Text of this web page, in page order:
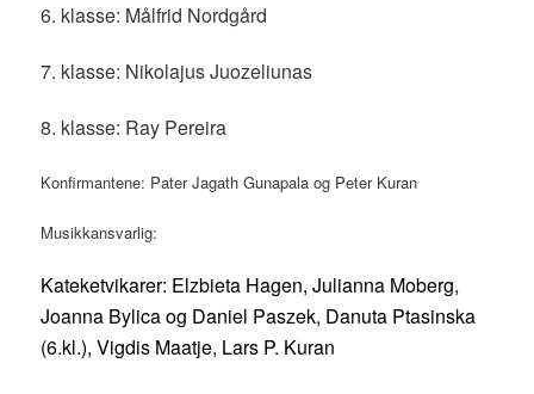
6. klasse: Målfrid Nordgård
7. klasse: Nikolajus Juozeliunas
8. klasse: Ray Pereira
Konfirmantene: Pater Jagath Gunapala og Peter Kuran
Musikkansvarlig:
Kateketvikarer: Elzbieta Hagen, Julianna Moberg,
Joanna Bylica og Daniel Paszek, Danuta Ptasinska
(6.kl.), Vigdis Maatje, Lars P. Kuran